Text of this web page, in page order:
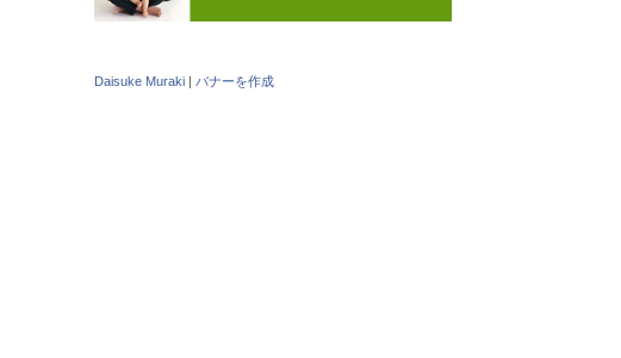
Daisuke Muraki | バナーを作成